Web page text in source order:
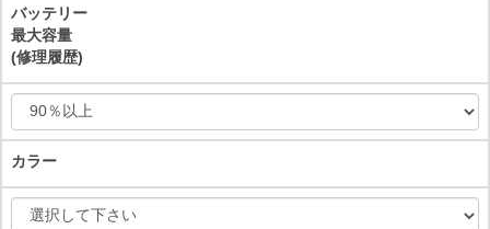
バッテリー
最大容量
(修理履歴)
カラー